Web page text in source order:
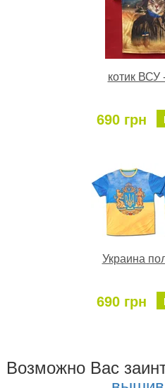
котик ВСУ
690 грн
Украина
690 грн
Возможно Ваc